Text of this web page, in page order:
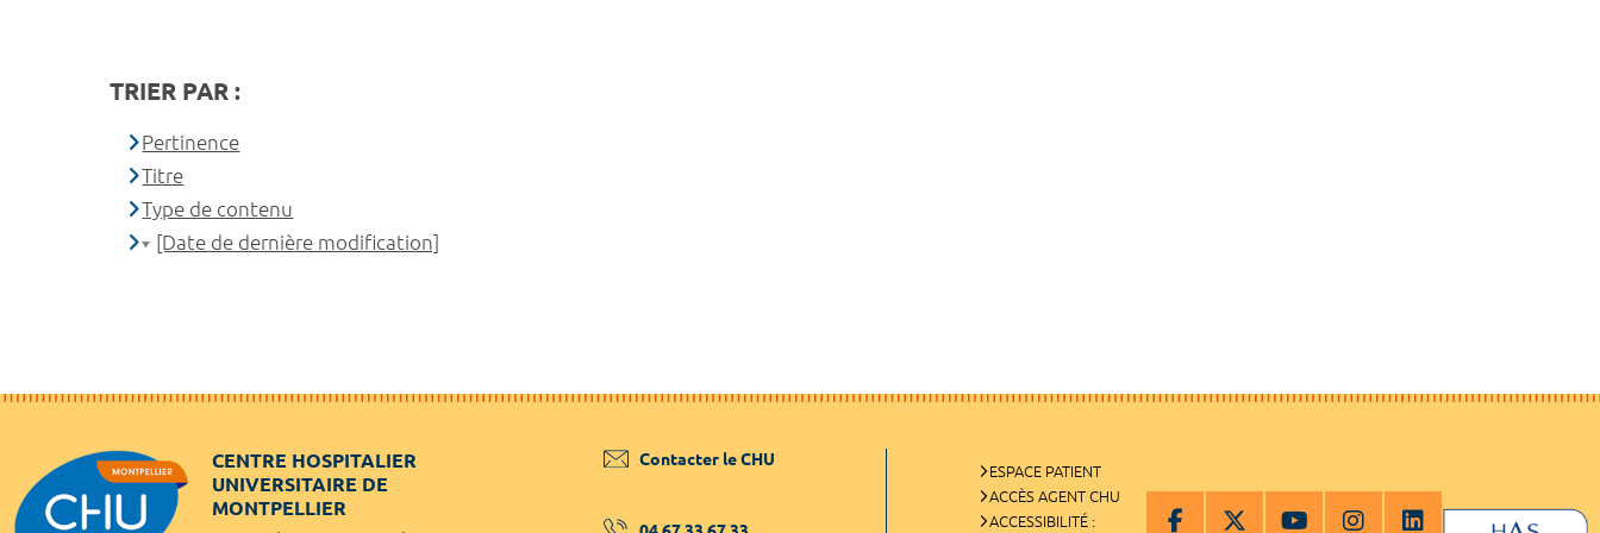
TRIER PAR :
Pertinence
Titre
Type de contenu
[Date de dernière modification]
CENTRE HOSPITALIER
UNIVERSITAIRE DE
MONTPELLIER
Contacter le CHU
ESPACE PATIENT
ACCÈS AGENT CHU
ACCESSIBILITÉ :